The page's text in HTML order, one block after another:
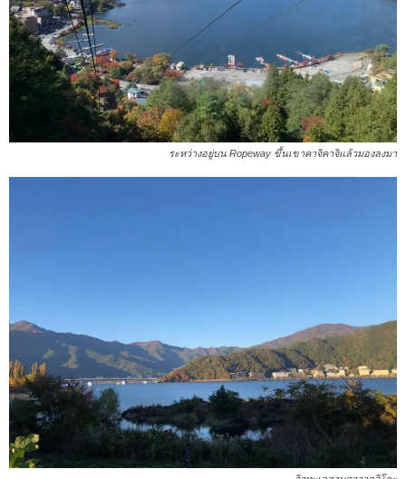
ระหว่างอยู่บน Ropeway ขึ้นเขาคาจิคาจิแล้วมองลงมา